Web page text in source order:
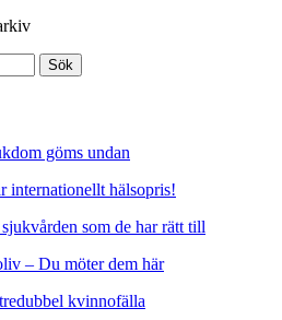
Sök
göms undan
internationellt hälsopris!
som de har rätt till
– Du möter dem här
kvinnofälla